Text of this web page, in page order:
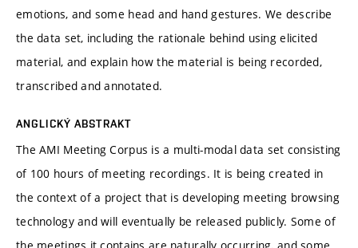
emotions, and some head and hand gestures. We describe
the data set, including the rationale behind using elicited
material, and explain how the material is being recorded,
transcribed and annotated.
ANGLICKÝ ABSTRAKT
The AMI Meeting Corpus is a multi-modal data set consisting
of 100 hours of meeting recordings. It is being created in
the context of a project that is developing meeting browsing
technology and will eventually be released publicly. Some of
the meetings it contains are naturally occurring, and some